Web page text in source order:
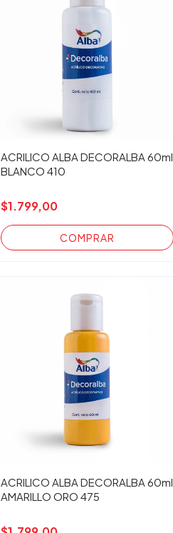
ACRILICO ALBA DECORALBA 60ml
BLANCO 410
$1.799,00
ACRILICO ALBA DECORALBA 60ml
AMARILLO ORO 475